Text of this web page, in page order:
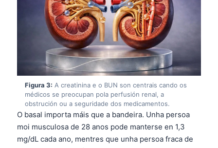
Figura 3: A creatinina e o BUN son centrais cando os
médicos se preocupan pola perfusión renal, a
obstrución ou a seguridade dos medicamentos.
O basal importa máis que a bandeira. Unha persoa
moi musculosa de 28 anos pode manterse en 1,3
mg/dL cada ano, mentres que unha persoa fraca de